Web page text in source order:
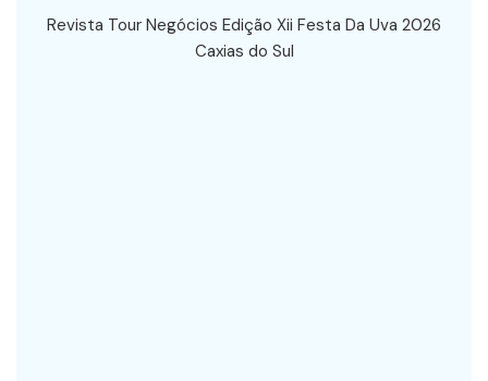
Revista Tour Negócios Edição Xii Festa Da Uva 2026
Caxias do Sul